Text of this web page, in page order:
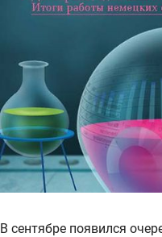
В сентябре появился